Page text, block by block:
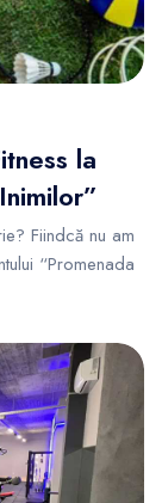
la
Fiindcă nu am
“Promenada